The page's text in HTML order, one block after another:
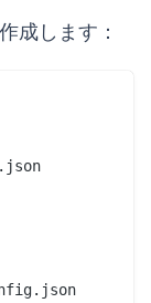
成します：